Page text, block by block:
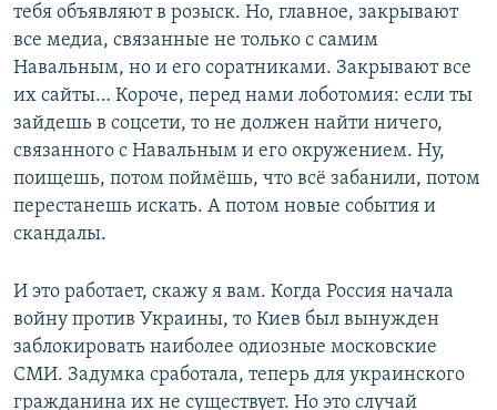
тебя объявляют в розыск. Но, главное, закрывают
все медиа, связанные не только с самим
Навальным, но и его соратниками. Закрывают все
их сайты… Короче, перед нами лоботомия: если ты
зайдешь в соцсети, то не должен найти ничего,
связанного с Навальным и его окружением. Ну,
поищешь, потом поймёшь, что всё забанили, потом
перестанешь искать. А потом новые события и
скандалы.
И это работает, скажу я вам. Когда Россия начала
войну против Украины, то Киев был вынужден
заблокировать наиболее одиозные московские
СМИ. Задумка сработала, теперь для украинского
гражданина их не существует. Но это случай